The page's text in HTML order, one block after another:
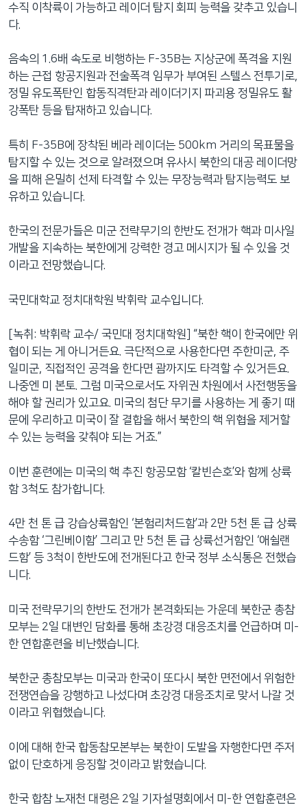
수직 이착륙이 가능하고 레이더 탐지 회피 능력을 갖추고 있습니
다.
음속의 1.6배 속도로 비행하는 F-35B는 지상군에 폭격을 지원
하는 근접 항공지원과 전술폭격 임무가 부여된 스텔스 전투기로,
정밀 유도폭탄인 합동직격탄과 레이더기지 파괴용 정밀유도 활
강폭탄 등을 탑재하고 있습니다.
특히 F-35B에 장착된 베라 레이더는 500km 거리의 목표물을
탐지할 수 있는 것으로 알려졌으며 유사시 북한의 대공 레이더망
을 피해 은밀히 선제 타격할 수 있는 무장능력과 탐지능력도 보
유하고 있습니다.
한국의 전문가들은 미군 전략무기의 한반도 전개가 핵과 미사일
개발을 지속하는 북한에게 강력한 경고 메시지가 될 수 있을 것
이라고 전망했습니다.
국민대학교 정치대학원 박휘락 교수입니다.
[녹취: 박휘락 교수/ 국민대 정치대학원] “북한 핵이 한국에만 위
협이 되는 게 아니거든요. 극단적으로 사용한다면 주한미군, 주
일미군, 직접적인 공격을 한다면 괌까지도 타격할 수 있거든요.
나중엔 미 본토. 그럼 미국으로서도 자위권 차원에서 사전행동을
해야 할 권리가 있고요. 미국의 첨단 무기를 사용하는 게 좋기 때
문에 우리하고 미국이 잘 결합을 해서 북한의 핵 위협을 제거할
수 있는 능력을 갖춰야 되는 거죠.”
이번 훈련에는 미국의 핵 추진 항공모함 ‘칼빈슨호’와 함께 상륙
함 3척도 참가합니다.
4만 천 톤 급 강습상륙함인 ‘본험리처드함’과 2만 5천 톤 급 상륙
수송함 ‘그린베이함’ 그리고 만 5천 톤 급 상륙선거함인 ‘애쉴랜
드함’ 등 3척이 한반도에 전개된다고 한국 정부 소식통은 전했습
니다.
미국 전략무기의 한반도 전개가 본격화되는 가운데 북한군 총참
모부는 2일 대변인 담화를 통해 초강경 대응조치를 언급하며 미-
한 연합훈련을 비난했습니다.
북한군 총참모부는 미국과 한국이 또다시 북한 면전에서 위험한
전쟁연습을 강행하고 나섰다며 초강경 대응조치로 맞서 나갈 것
이라고 위협했습니다.
이에 대해 한국 합동참모본부는 북한이 도발을 자행한다면 주저
없이 단호하게 응징할 것이라고 밝혔습니다.
한국 합참 노재천 대령은 2일 기자설명회에서 미-한 연합훈련은